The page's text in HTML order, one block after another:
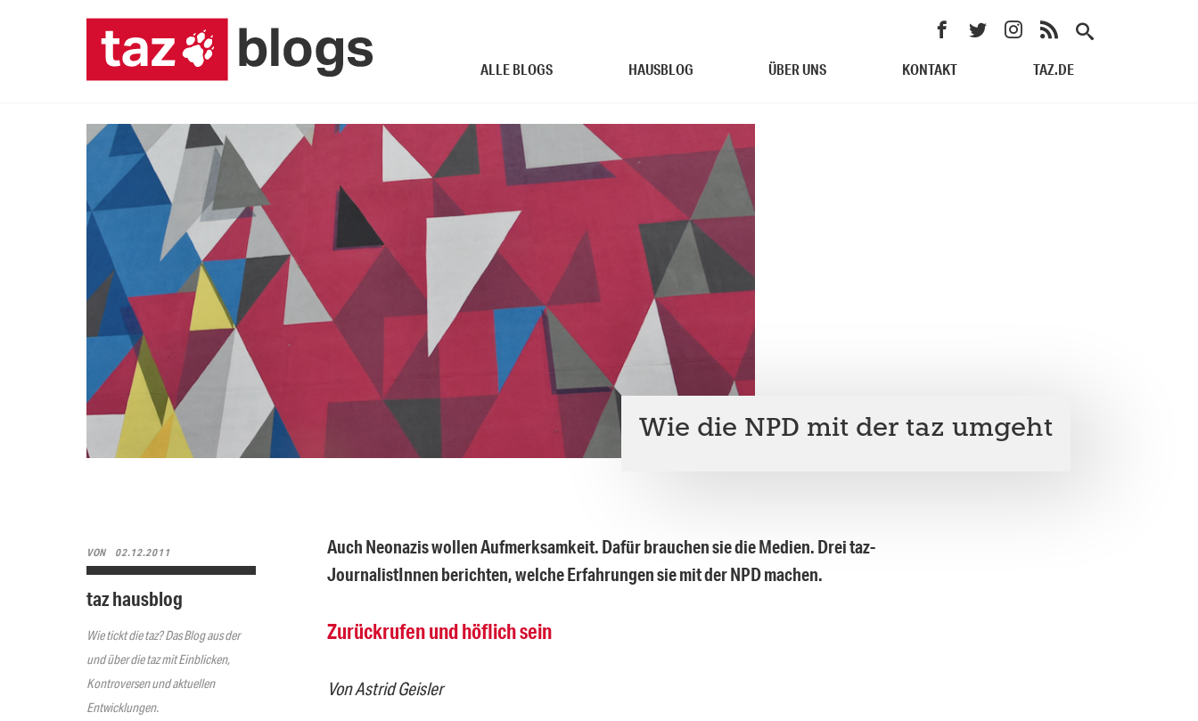
ALLE BLOGS HAUSBLOG ÜBER UNS KONTAKT TAZ.DE
Wie die NPD mit der taz umgeht
VON 02.12.2011
taz hausblog
Wie tickt die taz? Das Blog aus der
und über die taz mit Einblicken,
Kontroversen und aktuellen
Entwicklungen.
Auch Neonazis wollen Aufmerksamkeit. Dafür brauchen sie die Medien. Drei taz-
JournalistInnen berichten, welche Erfahrungen sie mit der NPD machen.
Zurückrufen und höflich sein
Von Astrid Geisler